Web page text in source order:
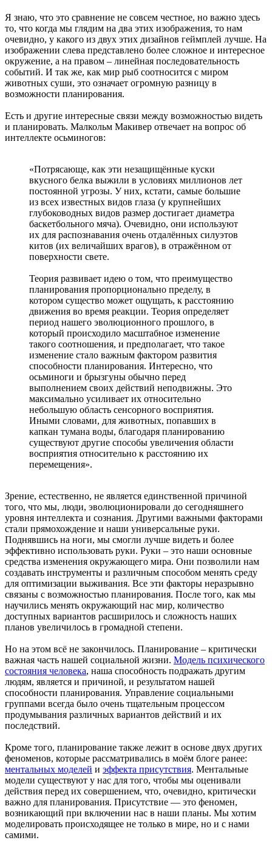
Я знаю, что это сравнение не совсем честное, но важно здесь
то, что когда мы глядим на два этих изображения, то нам
очевидно, у какого из двух этих дизайнов геймплей лучше. На
изображении слева представлено более сложное и интересное
окружение, а на правом – линейная последовательность
событий. И так же, как мир рыб соотносится с миром
животных суши, это означает огромную разницу в
возможности планирования.
Есть и другие интересные связи между возможностью видеть
и планировать. Малкольм Макивер отвечает на вопрос об
интеллекте осьминогов:
«Потрясающе, как эти незащищённые куски
вкусного белка выжили в условиях миллионов лет
постоянной угрозы. У них, кстати, самые большие
из всех известных видов глаза (у крупнейших
глубоководных видов размер достигает диаметра
баскетбольного мяча). Очевидно, они используют
их для распознавания очень отдалённых силуэтов
китов (их величайших врагов), в отражённом от
поверхности свете.
Теория развивает идею о том, что преимущество
планирования пропорционально пределу, в
котором существо может ощущать, к расстоянию
движения во время реакции. Теория определяет
период нашего эволюционного прошлого, в
который происходило масштабное изменение
такого соотношения, и предполагает, что такое
изменение стало важным фактором развития
способности планирования. Интересно, что
осьминоги и брызгуны обычно перед
выполнением своих действий неподвижны. Это
максимально усиливает их относительно
небольшую область сенсорного восприятия.
Иными словами, для животных, попавших в
капкан тумана воды, благодаря планированию
существуют другие способы увеличения области
восприятия относительно к расстоянию их
перемещения».
Зрение, естественно, не является единственной причиной
того, что мы, люди, эволюционировали до сегодняшнего
уровня интеллекта и сознания. Другими важными факторами
стали прямохождение и наши универсальные руки.
Поднявшись на ноги, мы смогли лучше видеть и более
эффективно использовать руки. Руки – это наши основные
средства изменения окружающего мира. Они позволили нам
создавать инструменты и различным способом менять среду
для оптимизации выживания. Все эти факторы неразрывно
связаны с возможностью планирования. После того, как мы
научились менять окружающий нас мир, количество
доступных вариантов расширилось и сложность наших
планов увеличилось в громадной степени.
Но на этом всё не закончилось. Планирование – критически
важная часть нашей социальной жизни. Модель психического
состояния человека, наша способность подражать другим
людям, является и причиной, и результатом нашей
способности планирования. Управление социальными
группами всегда было очень тщательным процессом
продумывания различных вариантов действий и их
последствий.
Кроме того, планирование также лежит в основе двух других
феноменов, которые рассматривались в моём блоге ранее:
ментальных моделей и эффекта присутствия. Ментальные
модели существуют у нас для того, чтобы мы оценивали
действия перед их совершением, что, очевидно, критически
важно для планирования. Присутствие — это феномен,
возникающий при включении нас в наши планы. Мы хотим
моделировать происходящее не только в мире, но и с нами
самими.